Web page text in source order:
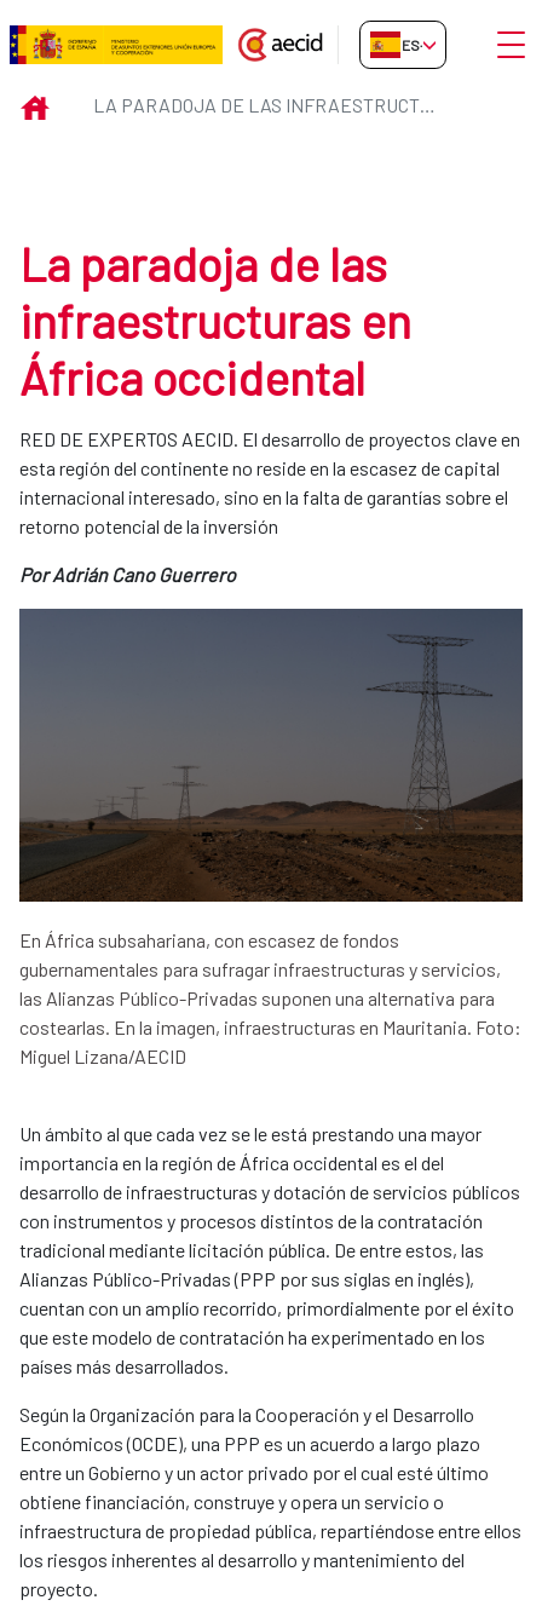
Saltar al contenido principal
La paradoja de las
ES-ES Abrir
INICIO LA PARADOJA DE LAS INFRAESTRUCTURAS EN ÁFRICA OCCIDENTAL
La paradoja de las
infraestructuras en
África occidental
RED DE EXPERTOS AECID. El desarrollo de proyectos clave en
esta región del continente no reside en la escasez de capital
internacional interesado, sino en la falta de garantías sobre el
retorno potencial de la inversión
Por Adrián Cano Guerrero
En África subsahariana, con escasez de fondos
gubernamentales para sufragar infraestructuras y servicios,
las Alianzas Público-Privadas suponen una alternativa para
costearlas. En la imagen, infraestructuras en Mauritania. Foto:
Miguel Lizana/AECID
Un ámbito al que cada vez se le está prestando una mayor
importancia en la región de África occidental es el del
desarrollo de infraestructuras y dotación de servicios públicos
con instrumentos y procesos distintos de la contratación
tradicional mediante licitación pública. De entre estos, las
Alianzas Público-Privadas (PPP por sus siglas en inglés),
cuentan con un amplío recorrido, primordialmente por el éxito
que este modelo de contratación ha experimentado en los
países más desarrollados.
Según la Organización para la Cooperación y el Desarrollo
Económicos (OCDE), una PPP es un acuerdo a largo plazo
entre un Gobierno y un actor privado por el cual esté último
obtiene financiación, construye y opera un servicio o
infraestructura de propiedad pública, repartiéndose entre ellos
los riesgos inherentes al desarrollo y mantenimiento del
proyecto.